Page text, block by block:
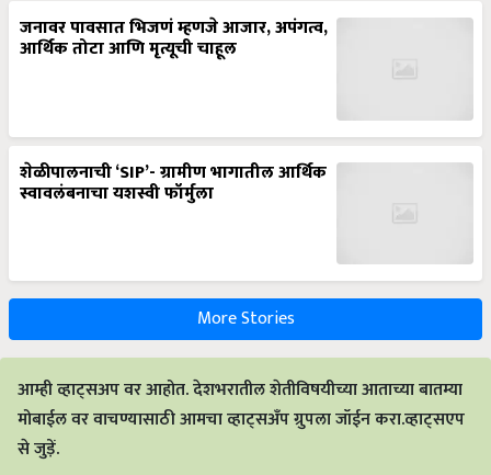
जनावर पावसात भिजणं म्हणजे आजार, अपंगत्व,
आर्थिक तोटा आणि मृत्यूची चाहूल
शेळीपालनाची ‘SIP’- ग्रामीण भागातील आर्थिक
स्वावलंबनाचा यशस्वी फॉर्मुला
More Stories
आम्ही व्हाट्सअप वर आहोत. देशभरातील शेतीविषयीच्या आताच्या बातम्या
मोबाईल वर वाचण्यासाठी आमचा व्हाट्सअँप ग्रुपला जॉईन करा.व्हाट्सएप
से जुड़ें.